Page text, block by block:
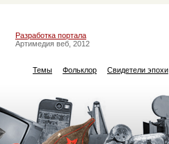
Разработка портала
Артимедия веб, 2012
Темы Фольклор Свидетели эпохи